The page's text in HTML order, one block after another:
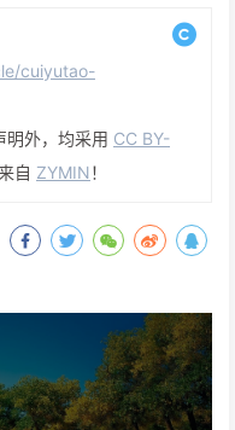
cuiyutao-
明外，均采用 CC BY-
自 ZYMIN！